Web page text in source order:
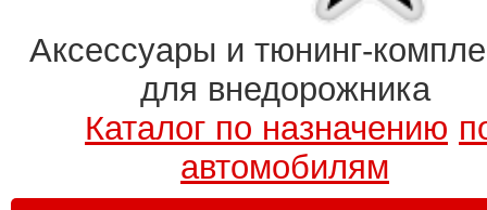
Аксессуары и тюнинг-
для внедорожника
Каталог по назначению
автомобилям